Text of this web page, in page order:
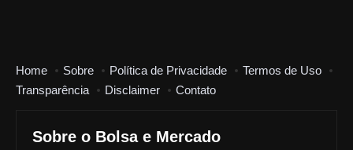
Home Sobre Política de Privacidade
Termos de Uso
Transparência
Disclaimer Contato
Sobre o Bolsa e Mercado